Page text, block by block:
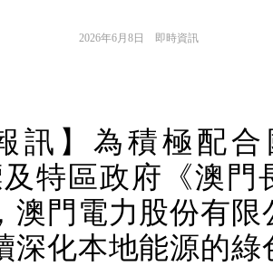
2026年6月8日 即時資訊
訊】為積極配
特區政府《澳門
澳門電力股份有限
深化本地能源的綠